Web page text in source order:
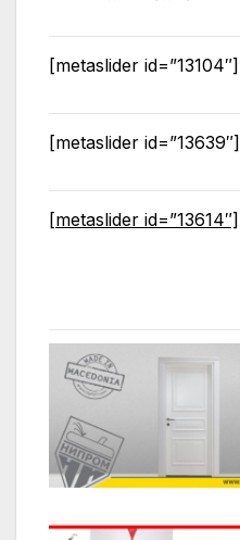
[metaslider id=”13104″]
[metaslider id=”13639″]
[metaslider id=”13614″]